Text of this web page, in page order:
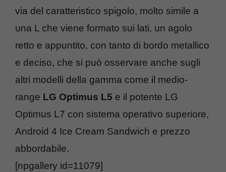
via del caratteristico spigolo, molto simile a
una L che viene formato sui lati, un agolo
retto e appuntito, con tanto di bordo metallico
e deciso, che si può osservare anche sugli
altri modelli della gamma come il medio-
range LG Optimus L5 e il potente LG
Optimus L7 con sistema operativo superiore,
Android 4 Ice Cream Sandwich e prezzo
abbordabile.
[npgallery id=11079]